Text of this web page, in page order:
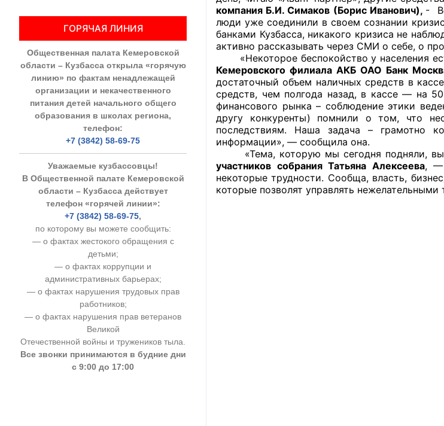
Регламент ОП КО
Кодекс этики ОП КО
Положения
Соглашения
Рекомендации
Порядок работы ЦОН
Аппарат ОП КО
УСТАВ ГКУ “АППАРАТ ОП КО”
компания Б.И. Симаков (Борис Иванович), -
люди уже соединили в своем сознании
банками Кузбасса, никакого кризиса не
активно рассказывать через СМИ о себе, о
«Некоторое беспокойство у населения
Кемеровского филиала АКБ ОАО Банк
достаточный объем наличных средств в
средств, чем полгода назад, в кассе — на
финансового рынка – соблюдение этики
другу конкуренты) помнили о том, что
последствиям. Наша задача – грамотно
информации», — сообщила она.
«Тема, которую мы сегодня подняли,
участников собрания Татьяна Алексеева, —
некоторые трудности. Сообща, власть,
которые позволят управлять нежелательными
ГОРЯЧАЯ ЛИНИЯ
Общественная палата Кемеровской
области – Кузбасса открыла «горячую
линию» по фактам ненадлежащей
организации и некачественного
питания детей начального общего
образования в школах региона,
телефон:
+7 (3842) 58-69-75
Уважаемые кузбассовцы!
В Общественной палате Кемеровской
области – Кузбасса действует
телефон «горячей линии»:
+7 (3842) 58-69-75,
по которому вы можете сообщить:
— о фактах жестокого обращения с
детьми;
— о фактах коррупции и
административных барьерах;
— о фактах нарушения трудовых прав
работников;
— о фактах нарушения прав ветеранов
Великой
Отечественной войны и тружеников тыла.
Все звонки принимаются в будние дни
с 9:00 до 17:00